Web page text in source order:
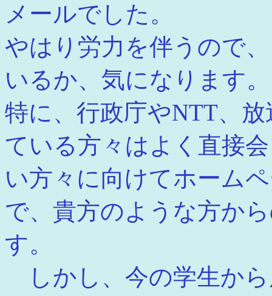
メールでした。
やはり労力を伴うので
いるか、気になります。
特に、行政庁やNTT、
ている方々はよく直接
い方々に向けてホーム
で、貴方のような方か
す。
しかし、今の学生か